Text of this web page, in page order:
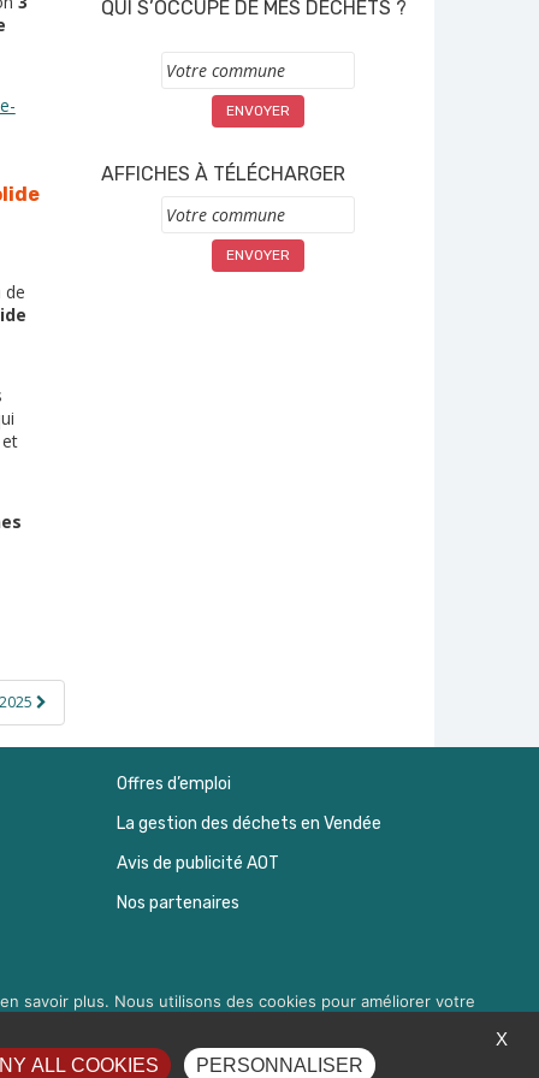
de
QUI S’OCCUPE DE MES DÉCHETS ?
Commune
AFFICHES À TÉLÉCHARGER
Commune
Offres d’emploi
La gestion des déchets en Vendée
Avis de publicité AOT
Nos partenaires
Réalisation :Agence CUBE&Hypaepa
savoir plus. Nous utilisons des cookies pour améliorer votre
X
ALL COOKIES PERSONNALISER